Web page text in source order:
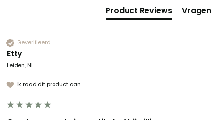
Product Reviews Vragen
Geverifieerd
Etty
Leiden, NL
Ik raad dit product aan